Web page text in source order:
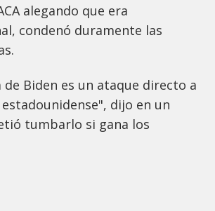
alegando que era
condenó duramente las
Biden es un ataque directo a
dijo en un
tumbarlo si gana los